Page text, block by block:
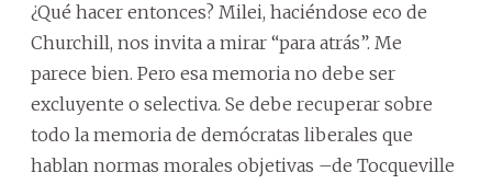
¿Qué hacer entonces? Milei, haciéndose eco de
Churchill, nos invita a mirar “para atrás”. Me
parece bien. Pero esa memoria no debe ser
excluyente o selectiva. Se debe recuperar sobre
todo la memoria de demócratas liberales que
hablan normas morales objetivas –de Tocqueville